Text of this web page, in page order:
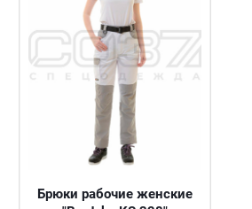
Брюки рабочие женские